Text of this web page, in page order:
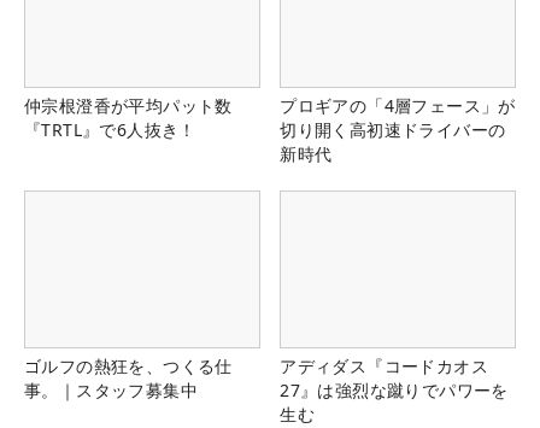
仲宗根澄香が平均パット数
『TRTL』で6人抜き！
プロギアの「4層フェース」が
切り開く高初速ドライバーの
新時代
ゴルフの熱狂を、つくる仕
事。｜スタッフ募集中
アディダス『コードカオス
27』は強烈な蹴りでパワーを
生む